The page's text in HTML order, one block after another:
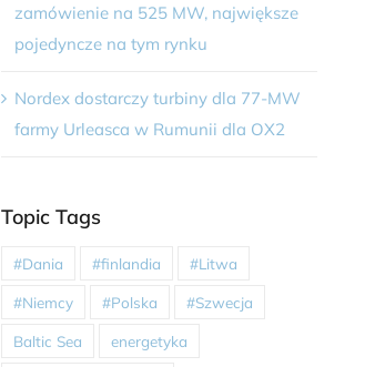
zamówienie na 525 MW, największe
pojedyncze na tym rynku
Nordex dostarczy turbiny dla 77-MW
farmy Urleasca w Rumunii dla OX2
Topic Tags
#Dania #finlandia #Litwa
#Niemcy #Polska #Szwecja
Baltic Sea energetyka